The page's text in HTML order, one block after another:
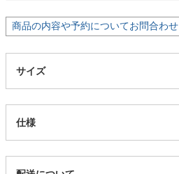
商品の内容や予約についてお問合わせ
サイズ
仕様